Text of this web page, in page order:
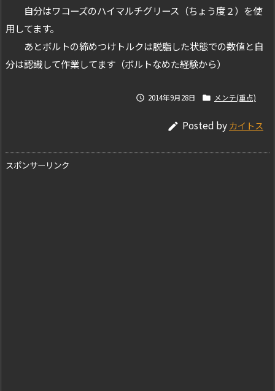
自分はワコーズのハイマルチグリース（ちょう度２）を使
用してます。
あとボルトの締めつけトルクは脱脂した状態での数値と自
分は認識して作業してます（ボルトなめた経験から）
 2014年9月28日  メンテ(重点)
 Posted byカイトス
スポンサーリンク